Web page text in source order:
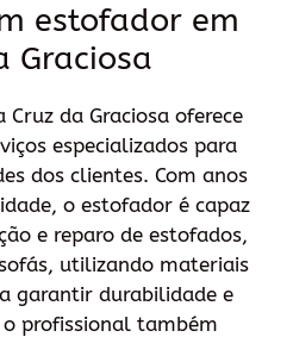
estofador em
Graciosa
da Graciosa oferece
especializados para
dos clientes. Com anos
o estofador é capaz
e reparo de estofados,
utilizando materiais
garantir durabilidade e
profissional também